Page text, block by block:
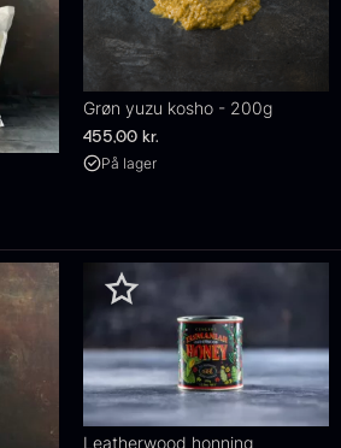
Grøn yuzu kosho - 200g
455,00 kr.
På lager
Leatherwood honning